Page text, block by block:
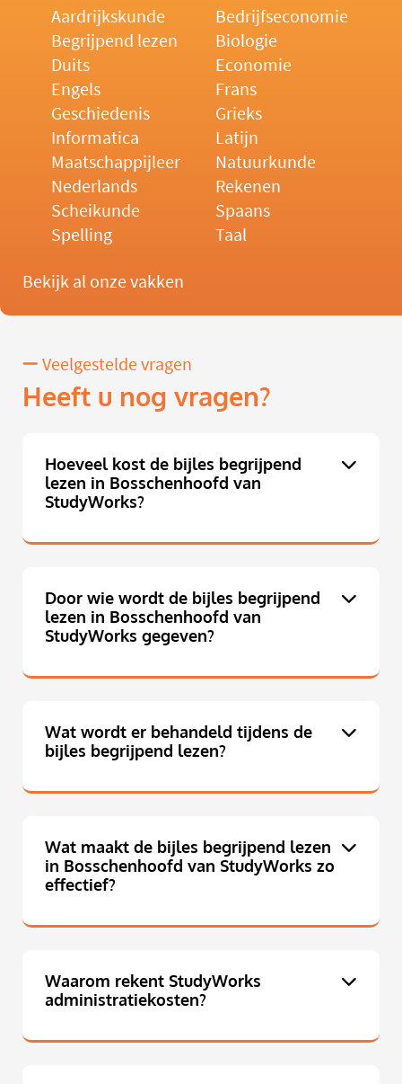
Aardrijkskunde
Bedrijfseconomie
Begrijpend lezen
Biologie
Duits
Economie
Engels
Frans
Geschiedenis
Grieks
Informatica
Latijn
Maatschappijleer
Natuurkunde
Nederlands
Rekenen
Scheikunde
Spaans
Spelling
Taal
Bekijk al onze vakken
Veelgestelde vragen
Heeft u nog vragen?
Hoeveel kost de bijles begrijpend
lezen in Bosschenhoofd van
StudyWorks?
Door wie wordt de bijles begrijpend
lezen in Bosschenhoofd van
StudyWorks gegeven?
Wat wordt er behandeld tijdens de
bijles begrijpend lezen?
Wat maakt de bijles begrijpend lezen
in Bosschenhoofd van StudyWorks zo
effectief?
Waarom rekent StudyWorks
administratiekosten?